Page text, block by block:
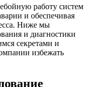
работу систем
и обеспечивая
Ниже мы
и диагностики
секретами и
избежать